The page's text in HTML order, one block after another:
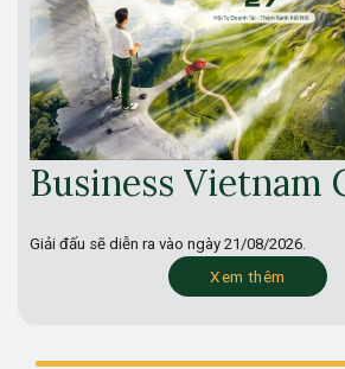
Business Vietnam
Giải đấu sẽ diễn ra vào ngày 21/08/2026.
Xem thêm